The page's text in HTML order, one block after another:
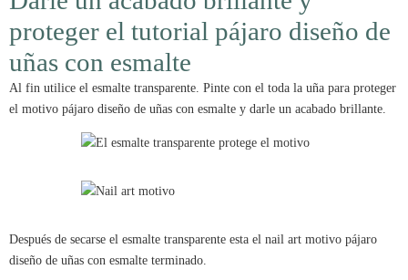
proteger el tutorial pájaro diseño de
uñas con esmalte
Al fin utilice el esmalte transparente. Pinte con el toda la uña para proteger
el motivo pájaro diseño de uñas con esmalte y darle un acabado brillante.
Después de secarse el esmalte transparente esta el nail art motivo pájaro
diseño de uñas con esmalte terminado.